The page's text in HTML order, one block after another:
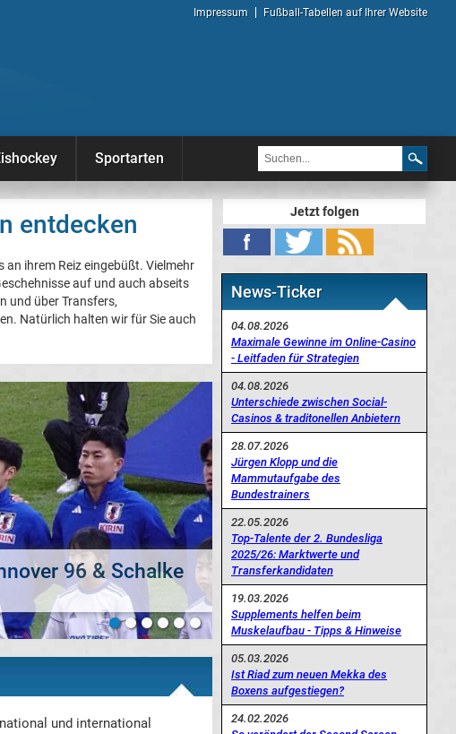
Impressum Fußball-Tabellen auf Ihrer Website
Sportarten
entdecken
ihrem Reiz eingebüßt. Vielmehr
auf und auch abseits
und über Transfers,
Natürlich halten wir für Sie auch
dran?
und international
Jetzt folgen
News-Ticker
04.08.2026
Maximale Gewinne im Online-Casino
- Leitfaden für Strategien
04.08.2026
Unterschiede zwischen Social-
Casinos & traditonellen Anbietern
28.07.2026
Jürgen Klopp und die
Mammutaufgabe des
Bundestrainers
22.05.2026
Top-Talente der 2. Bundesliga
2025/26: Marktwerte und
Transferkandidaten
19.03.2026
Supplements helfen beim
Muskelaufbau - Tipps & Hinweise
05.03.2026
Ist Riad zum neuen Mekka des
Boxens aufgestiegen?
24.02.2026